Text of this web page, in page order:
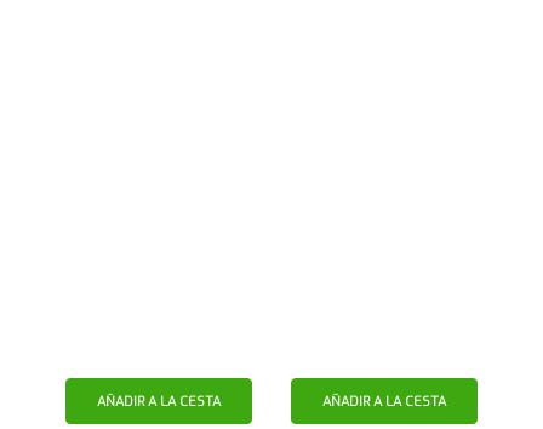
AÑADIR A LA CESTA AÑADIR A LA CESTA